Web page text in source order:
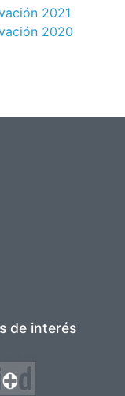
2021
2020
de interés